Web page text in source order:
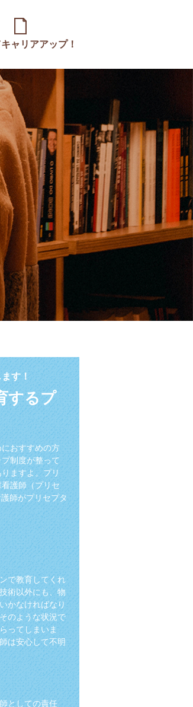
ャリアアップ！
す！
するプ
おすすめの方
制度が整って
ますよ。プリ
護師（プリセ
師がプリセプタ
で教育してくれ
術以外にも、物
かなければなり
のような状況で
ってしまいま
は安心して不明
としての責任